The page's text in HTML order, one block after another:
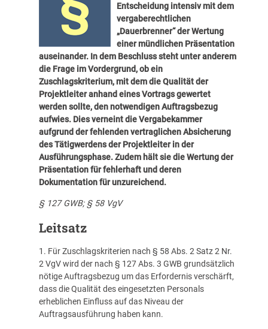
Entscheidung intensiv mit dem
vergaberechtlichen
„Dauerbrenner“ der Wertung
einer mündlichen Präsentation
auseinander. In dem Beschluss steht unter anderem
die Frage im Vordergrund, ob ein
Zuschlagskriterium, mit dem die Qualität der
Projektleiter anhand eines Vortrags gewertet
werden sollte, den notwendigen Auftragsbezug
aufwies. Dies verneint die Vergabekammer
aufgrund der fehlenden vertraglichen Absicherung
des Tätigwerdens der Projektleiter in der
Ausführungsphase. Zudem hält sie die Wertung der
Präsentation für fehlerhaft und deren
Dokumentation für unzureichend.
§ 127 GWB; § 58 VgV
Leitsatz
1. Für Zuschlagskriterien nach § 58 Abs. 2 Satz 2 Nr.
2 VgV wird der nach § 127 Abs. 3 GWB grundsätzlich
nötige Auftragsbezug um das Erfordernis verschärft,
dass die Qualität des eingesetzten Personals
erheblichen Einfluss auf das Niveau der
Auftragsausführung haben kann.